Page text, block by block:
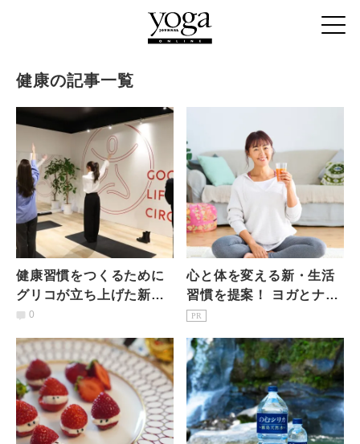
健康の記事一覧
健康習慣をつくるために
グリコが立ち上げた新プ
ロジェクト「GOOD LIFE
0
心と体を変える新・生活
習慣を提案！ ヨガとナチ
ュラルジュースで始める
PR